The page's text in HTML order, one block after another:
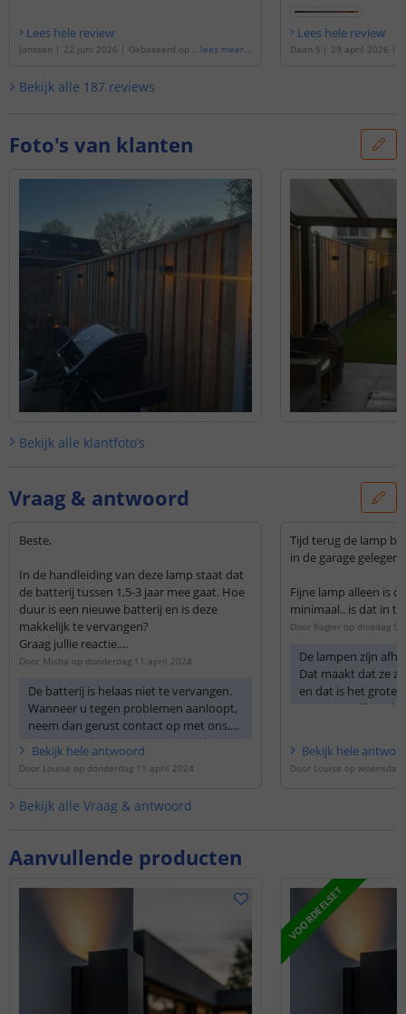
Aanvullende producten
VOORDEELSET
Lees hele review
Janssen | 22 juni 2026 | Gebaseerd op d
lees meer...
aanrader!
Lees hele review
Daan S| 29 april 2026 |
Bekijk alle 187 reviews
Foto's van klanten
Bekijk alle klantfoto’s
Vraag & antwoord
Beste,
In de handleiding van deze lamp staat dat
de batterij tussen 1,5-3 jaar mee gaat. Hoe
duur is een nieuwe batterij en is deze
makkelijk te vervangen?
Graag jullie reactie.
Door Misha op donderdag 11 april 2024
De batterij is helaas niet te vervangen.
Wanneer u tegen problemen aanloopt,
neem dan gerust contact op met ons.
Wij zorgen dan voor een passende
oplossing.
Bekijk hele antwoord
Door Louise op donderdag 11 april 2024
Tijd terug de lamp
in de garage gelegen.
Fijne lamp alleen is
minimaal.. is dat in te
Door Rogier op dinsdag 9
De lampen zijn
Dat maakt dat ze
en dat is het grote
gaan vanzelf aan
leeg is, en de dag
op. Het is wel zo
een donkere
krijgt dan een
naar behoren
felheid van het
instellen bij deze
Bekijk hele
Door Louise op woensdag
Bekijk alle Vraag & antwoord